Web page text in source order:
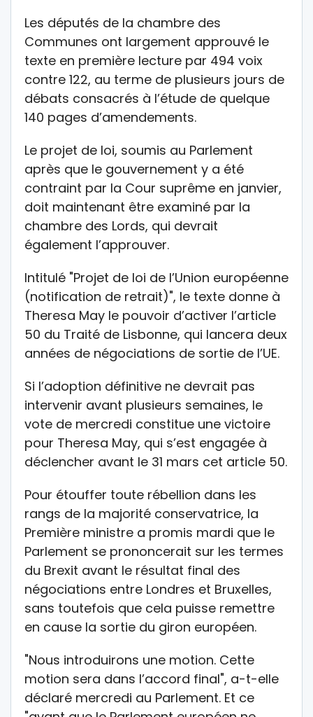
Les députés de la chambre des
Communes ont largement approuvé le
texte en première lecture par 494 voix
contre 122, au terme de plusieurs jours de
débats consacrés à l’étude de quelque
140 pages d’amendements.
Le projet de loi, soumis au Parlement
après que le gouvernement y a été
contraint par la Cour suprême en janvier,
doit maintenant être examiné par la
chambre des Lords, qui devrait
également l’approuver.
Intitulé "Projet de loi de l’Union européenne
(notification de retrait)", le texte donne à
Theresa May le pouvoir d’activer l’article
50 du Traité de Lisbonne, qui lancera deux
années de négociations de sortie de l’UE.
Si l’adoption définitive ne devrait pas
intervenir avant plusieurs semaines, le
vote de mercredi constitue une victoire
pour Theresa May, qui s’est engagée à
déclencher avant le 31 mars cet article 50.
Pour étouffer toute rébellion dans les
rangs de la majorité conservatrice, la
Première ministre a promis mardi que le
Parlement se prononcerait sur les termes
du Brexit avant le résultat final des
négociations entre Londres et Bruxelles,
sans toutefois que cela puisse remettre
en cause la sortie du giron européen.
"Nous introduirons une motion. Cette
motion sera dans l’accord final", a-t-elle
déclaré mercredi au Parlement. Et ce